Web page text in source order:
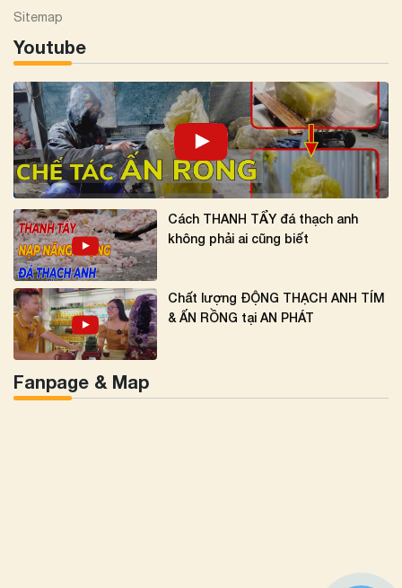
Sitemap
Youtube
Cách THANH TẨY đá thạch anh
không phải ai cũng biết
Chất lượng ĐỘNG THẠCH ANH TÍM
& ẤN RỒNG tại AN PHÁT
Fanpage & Map